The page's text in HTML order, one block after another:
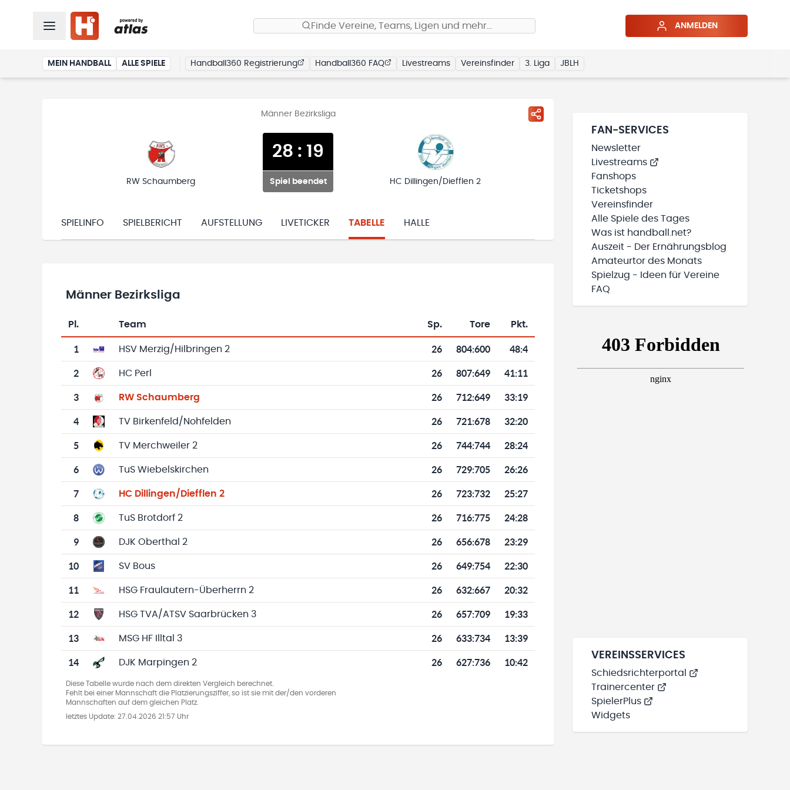
Finde Vereine, Teams, Ligen und mehr… ANMELDEN
MEIN HANDBALL ALLE SPIELE Handball360 Registrierung Handball360 FAQ Livestreams Vereinsfinder 3. Liga JBLH
Männer Bezirksliga
RW Schaumberg
28 : 19
Spiel beendet HC Dillingen/Diefflen 2
SPIELINFO SPIELBERICHT AUFSTELLUNG LIVETICKER TABELLE HALLE
Männer Bezirksliga
Tabelle mit Vereinsplatzierungen, Spielen, Toren und Punkten
Pl. Team Sp. Tore Pkt.
1 HSV Merzig/Hilbringen 2 26 804:600 48:4
2 HC Perl 26 807:649 41:11
3 RW Schaumberg 26 712:649 33:19
4 TV Birkenfeld/Nohfelden 26 721:678 32:20
5 TV Merchweiler 2 26 744:744 28:24
6 TuS Wiebelskirchen 26 729:705 26:26
7 HC Dillingen/Diefflen 2 26 723:732 25:27
8 TuS Brotdorf 2 26 716:775 24:28
9 DJK Oberthal 2 26 656:678 23:29
10 SV Bous 26 649:754 22:30
11 HSG Fraulautern-Überherrn 2 26 632:667 20:32
12 HSG TVA/ATSV Saarbrücken 3 26 657:709 19:33
13 MSG HF Illtal 3 26 633:734 13:39
14 DJK Marpingen 2 26 627:736 10:42
Diese Tabelle wurde nach dem direkten Vergleich berechnet.
Fehlt bei einer Mannschaft die Platzierungsziffer, so ist sie mit der/den vorderen
Mannschaften auf dem gleichen Platz.
letztes Update: 27.04.2026 21:57 Uhr
FAN-SERVICES
Newsletter
Livestreams
Fanshops
Ticketshops
Vereinsfinder
Alle Spiele des Tages
Was ist handball.net?
Auszeit - Der Ernährungsblog
Amateurtor des Monats
Spielzug - Ideen für Vereine
FAQ
VEREINSSERVICES
Schiedsrichterportal
Trainercenter
SpielerPlus
Widgets